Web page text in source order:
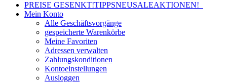
PREISE GESENKT!TIPPSNEUSALEAKTIONEN!
Mein Konto
Alle Geschäftsvorgänge
gespeicherte Warenkörbe
Meine Favoriten
Adressen verwalten
Zahlungskonditionen
Kontoeinstellungen
Ausloggen